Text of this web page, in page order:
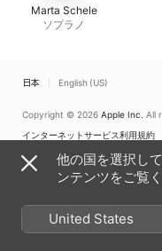
Marta Schele
ソプラノ
日本 English (US)
Copyright © 2026 Apple Inc. All
インターネットサービス利用規約
他の国を選択し
ンテンツをご覧
United States